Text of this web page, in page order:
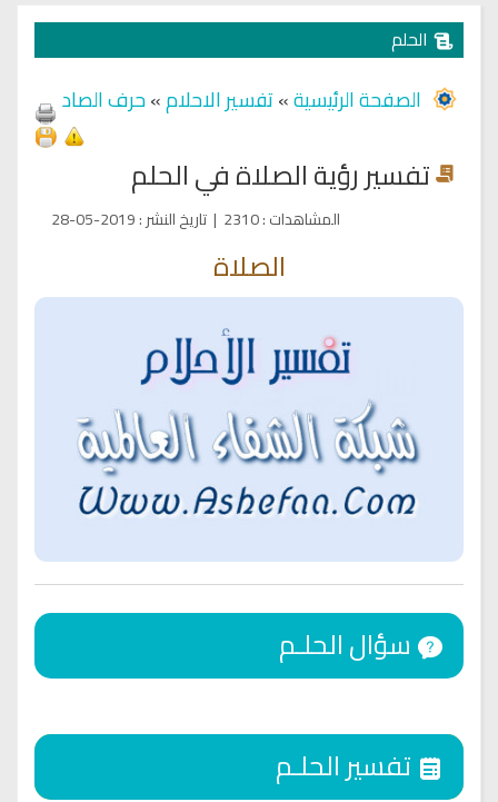
الحلم
الصفحة الرئيسية»تفسير الاحلام»حرف الصاد
تفسير رؤية الصلاة في الحلم
المشاهدات:
2310
| تاريخ النشر:
2019-05-28
الصلاة